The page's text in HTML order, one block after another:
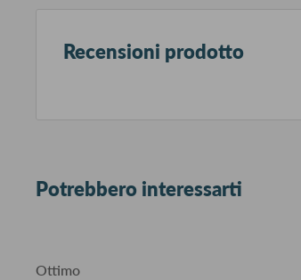
Recensioni prodotto
Potrebbero interessarti
Ottimo